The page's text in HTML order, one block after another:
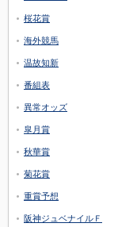
桜花賞
海外競馬
温故知新
番組表
異常オッズ
皐月賞
秋華賞
菊花賞
重賞予想
阪神ジュベナイルＦ